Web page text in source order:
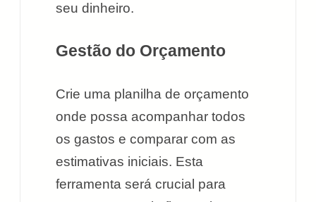
seu dinheiro.
Gestão do Orçamento
Crie uma planilha de orçamento
onde possa acompanhar todos
os gastos e comparar com as
estimativas iniciais. Esta
ferramenta será crucial para